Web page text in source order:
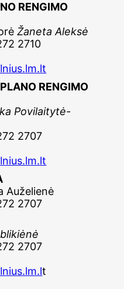
RENGIMO
Žaneta Aleksė
2710
RENGIMO
Povilaitytė-
2707
Auželienė
2707
2707
t